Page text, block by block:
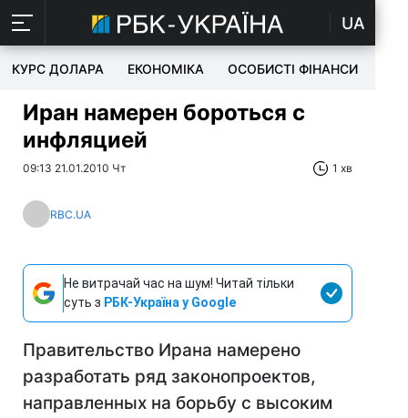
UA
КУРС ДОЛАРА ЕКОНОМІКА ОСОБИСТІ ФІНАНСИ
Иран намерен бороться с
инфляцией
09:13 21.01.2010 Чт 1 хв
RBC.UA
Не витрачай час на шум! Читай тільки
суть з РБК-Україна у Google
Правительство Ирана намерено
разработать ряд законопроектов,
направленных на борьбу с высоким